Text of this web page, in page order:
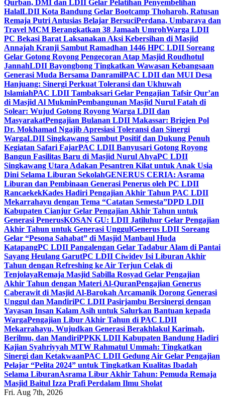
Qurban, DMI dan LDII Gelar Pelatihan Penyembelihan
HalalLDII Kota Bandung Gelar Bootcamp Thoharoh, Ratusan
Remaja Putri Antusias Belajar BersuciPerdana, Umbaraya dan
Travel MCM Berangkatkan 38 Jamaah UmrohWarga LDII
PC Bekasi Barat Laksanakan Aksi Kebersihan di Masjid
Annajah Kranji Sambut Ramadhan 1446 HPC LDII Soreang
Gelar Gotong Royong Pengecoran Atap Masjid Roudhotul
JannahLDII Bayongbong Tingkatkan Wawasan Kebangsaan
Generasi Muda Bersama DanramilPAC LDII dan MUI Desa
Hanjuang: Sinergi Perkuat Toleransi dan Ukhuwah
IslamiahPAC LDII Tambaksari Gelar Pengajian Tafsir Qur’an
di Masjid Al MukminPembangunan Masjid Nurul Fatah di
Solear: Wujud Gotong Royong Warga LDII dan
MasyarakatPengajian Bulanan LDII Makassar: Brigjen Pol
Dr. Mokhamad Ngajib Apresiasi Toleransi dan Sinergi
WargaLDII Singkawang Sambut Positif dan Dukung Penuh
Kegiatan Safari FajarPAC LDII Banyusari Gotong Royong
Bangun Fasilitas Baru di Masjid Nurul AhyaPC LDII
Singkawang Utara Adakan Pesantren Kilat untuk Anak Usia
Dini Selama Liburan SekolahGENERUS CERIA: Asrama
Liburan dan Pembinaan Generasi Penerus oleh PC LDII
RancaekekKades Hadiri Pengajian Akhir Tahun PAC LDII
Mekarrahayu dengan Tema “Catatan Semesta”DPD LDII
Kabupaten Cianjur Gelar Pengajian Akhir Tahun untuk
Generasi PenerusKOSAN GU: LDII Jatiluhur Gelar Pengajian
Akhir Tahun untuk Generasi UnggulGenerus LDII Soreang
Gelar “Pesona Sahabat” di Masjid Manbaul Huda
KatapangPC LDII Pangalengan Gelar Tadabur Alam di Pantai
Sayang Heulang GarutPC LDII Ciwidey Isi Liburan Akhir
Tahun dengan Refreshing ke Air Terjun Celak di
TenjolayaRemaja Masjid Sabilla Rosyad Gelar Pengajian
Akhir Tahun dengan Materi Al-QuranPengajian Generus
Caberawit di Masjid Al-Barokah Arcamanik Dorong Generasi
Unggul dan MandiriPC LDII Pasirjambu Bersinergi dengan
Yayasan Insan Kalam Asih untuk Salurkan Bantuan kepada
WargaPengajian Libur Akhir Tahun di PAC LDII
Mekarrahayu, Wujudkan Generasi Berakhlakul Karimah,
Berilmu, dan MandiriPPKK LDII Kabupaten Bandung Hadiri
Kajian Syahriyyah MTW Rahmatul Ummah: Tingkatkan
Sinergi dan KetakwaanPAC LDII Gedung Air Gelar Pengajian
Pelajar “Pelita 2024” untuk Tingkatkan Kualitas Ibadah
Selama LiburanAsrama Libur Akhir Tahun: Pemuda Remaja
Masjid Baitul Izza Prafi Perdalam Ilmu Sholat
Fri. Aug 7th, 2026